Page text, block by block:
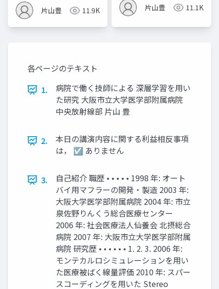
片山豊 11.9K 片山豊 11.1K
各ページのテキスト
1.
病院で働く技師による 深層学習を用い
た研究 大阪市立大学医学部附属病院
中央放射線部 片山 豊
2.
本日の講演内容に関する利益相反事項
は， ☑ ありません
3.
自己紹介 職歴 • • • • • 1998 年: オート
バイ用マフラーの開発・製造 2003 年:
大阪大学医学部附属病院 2004 年: 市立
泉佐野りんくう総合医療センター
2006 年: 社会医療法人仙養会 北摂総合
病院 2007 年: 大阪市立大学医学部附属
病院 研究歴 • • • • • • 1. 2. 3. 2006 年:
モンテカルロシミュレーションを用い
た医療被ばく線量評価 2010 年: スパー
スコーディングを用いた Stereo